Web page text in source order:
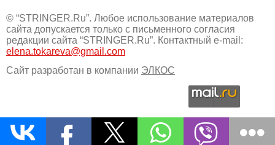
© “STRINGER.Ru”. Любое использование материалов
сайта допускается только с письменного согласия
редакции сайта “STRINGER.Ru”. Контактный e-mail:
elena.tokareva@gmail.com
Сайт разработан в компании ЭЛКОС